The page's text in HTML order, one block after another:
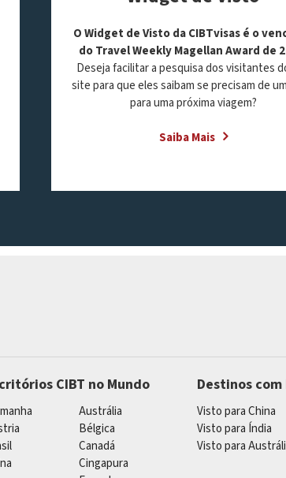
O Widget de Visto da CIBTvisas é o
do Travel Weekly Magellan Award de
Deseja facilitar a pesquisa dos visitantes
site para que eles saibam se precisam de
para uma próxima viagem?
Saiba Mais
CIBT no Mundo
Austrália
Bélgica
Canadá
Cingapura
Destinos
Visto para China
Visto para Índia
Visto para